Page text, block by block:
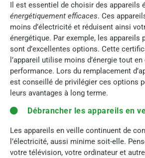
Il est essentiel de choisir des appareils
énergétiquement efficaces. Ces
moins d’électricité et réduisent ainsi
énergétique. Par exemple, les appareils
sont d’excellentes options. Cette
l’appareil utilise moins d’énergie tout
performance. Lors du remplacement
est conseillé de privilégier ces options
leurs avantages à long terme.
Débrancher les appareils en
Les appareils en veille continuent de
l’électricité, aussi minime soit-elle.
votre télévision, votre ordinateur et